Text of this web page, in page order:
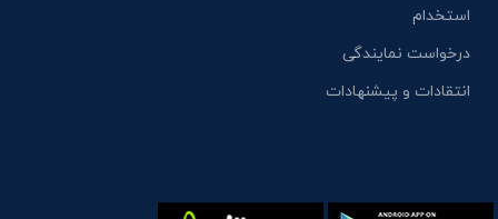
استخدام
درخواست نمایندگی
انتقادات و پیشنهادات